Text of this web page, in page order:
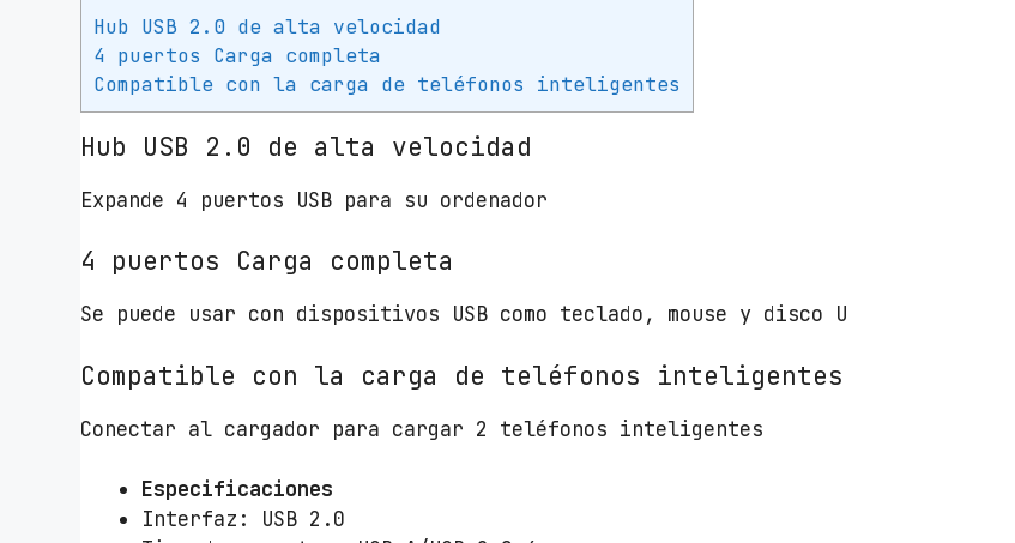
C
H
U
B
5
Hub USB 2.0 de alta velocidad
4 puertos Carga completa
Compatible con la carga de teléfonos inteligentes
Hub USB 2.0 de alta velocidad
Expande 4 puertos USB para su ordenador
4 puertos Carga completa
Se puede usar con dispositivos USB como teclado, mouse y disco U
Compatible con la carga de teléfonos inteligentes
Conectar al cargador para cargar 2 teléfonos inteligentes
Especificaciones
Interfaz: USB 2.0